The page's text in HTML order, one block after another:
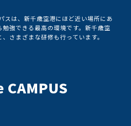
スは、新千歳空港にほど近い場所にあ
勉強できる最高の環境です。新千歳空
さまざまな研修も行っています。